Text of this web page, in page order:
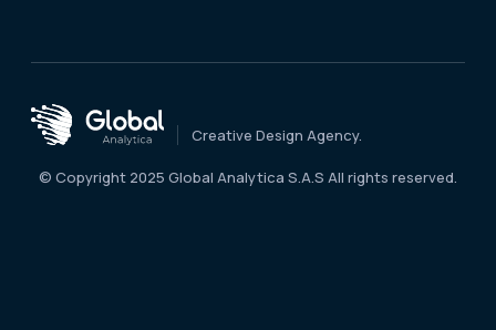
Creative Design Agency.
© Copyright 2025 Global Analytica S.A.S All rights reserved.